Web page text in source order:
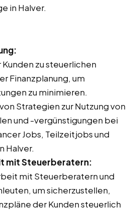
in Halver.
zu steuerlichen
Finanzplanung, um
zu minimieren.
Strategien zur Nutzung von
und -vergünstigungen bei
Jobs, Teilzeitjobs und
Halver.
mit Steuerberatern:
mit Steuerberatern und
um sicherzustellen,
der Kunden steuerlich